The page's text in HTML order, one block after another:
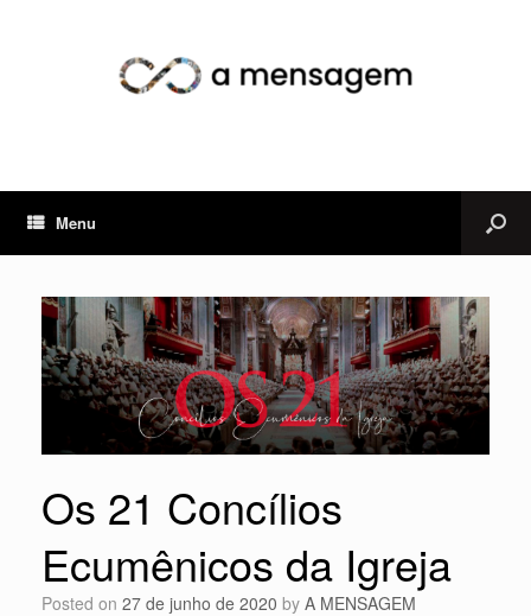
Menu
Os 21 Concílios
Ecumênicos da Igreja
Posted on 27 de junho de 2020 by A MENSAGEM